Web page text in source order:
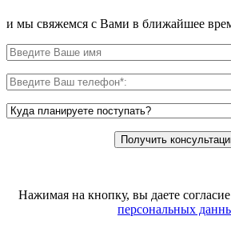
и мы свяжемся с Вами в ближайшее
Нажимая на кнопку, вы даете
персональных